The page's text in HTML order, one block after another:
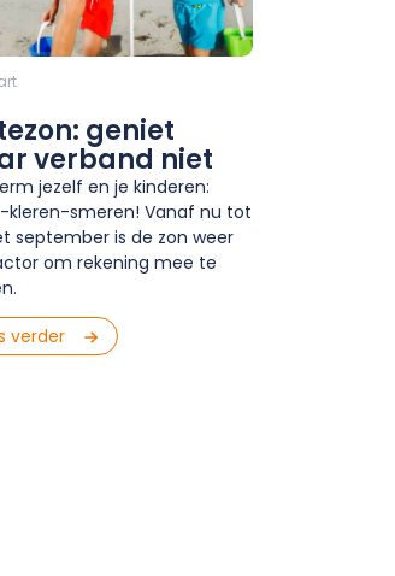
geniet
verband niet
jezelf en je kinderen:
kleren-smeren! Vanaf nu tot
september is de zon weer
om rekening mee te
verder